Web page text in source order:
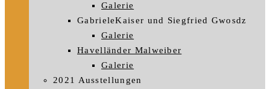
Galerie
GabrieleKaiser und Siegfried Gwosdz
Galerie
Havelländer Malweiber
Galerie
2021 Ausstellungen